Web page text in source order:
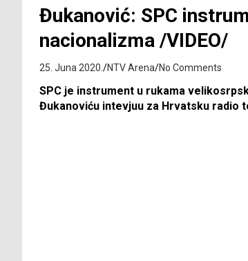
Đukanović: SPC
nacionalizma /VIDEO/
25. Juna 2020. NTV Arena No Comments
SPC je instrument u rukama
Đukanoviću intevjuu za Hrvatsku radio